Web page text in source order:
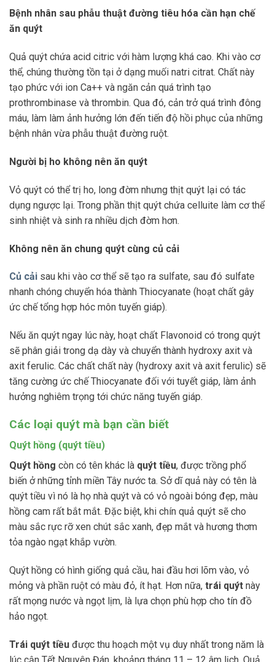
Bệnh nhân sau phẫu thuật đường tiêu hóa cần hạn chế
ăn quýt
Quả quýt chứa acid citric với hàm lượng khá cao. Khi vào cơ
thể, chúng thường tồn tại ở dạng muối natri citrat. Chất này
tạo phức với ion Ca++ và ngăn cản quá trình tạo
prothrombinase và thrombin. Qua đó, cản trở quá trình đông
máu, làm làm ảnh hưởng lớn đến tiến độ hồi phục của những
bệnh nhân vừa phẫu thuật đường ruột.
Người bị ho không nên ăn quýt
Vỏ quýt có thể trị ho, long đờm nhưng thịt quýt lại có tác
dụng ngược lại. Trong phần thịt quýt chứa celluite làm cơ thể
sinh nhiệt và sinh ra nhiều dịch đờm hơn.
Không nên ăn chung quýt cùng củ cải
Củ cải sau khi vào cơ thể sẽ tạo ra sulfate, sau đó sulfate
nhanh chóng chuyển hóa thành Thiocyanate (hoạt chất gây
ức chế tổng hợp hóc môn tuyến giáp).
Nếu ăn quýt ngay lúc này, hoạt chất Flavonoid có trong quýt
sẽ phân giải trong dạ dày và chuyển thành hydroxy axit và
axit ferulic. Các chất chất này (hydroxy axit và axit ferulic) sẽ
tăng cường ức chế Thiocyanate đối với tuyết giáp, làm ảnh
hưởng nghiêm trọng tới chức năng tuyến giáp.
Các loại quýt mà bạn cần biết
Quýt hồng (quýt tiều)
Quýt hồng còn có tên khác là quýt tiều, được trồng phổ
biến ở những tỉnh miền Tây nước ta. Sở dĩ quả này có tên là
quýt tiều vì nó là họ nhà quýt và có vỏ ngoài bóng đẹp, màu
hồng cam rất bắt mắt. Đặc biệt, khi chín quả quýt sẽ cho
màu sắc rực rỡ xen chút sắc xanh, đẹp mắt và hương thơm
tỏa ngào ngạt khắp vườn.
Quýt hồng có hình giống quả cầu, hai đầu hơi lõm vào, vỏ
mỏng và phần ruột có màu đỏ, ít hạt. Hơn nữa, trái quýt này
rất mọng nước và ngọt lịm, là lựa chọn phù hợp cho tín đồ
hảo ngọt.
Trái quýt tiều được thu hoạch một vụ duy nhất trong năm là